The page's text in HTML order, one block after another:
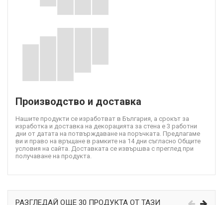
Производство и доставка
Нашите продукти се изработват в България, а срокът за
изработка и доставка на декорацията за стена е 3 работни
дни от датата на потвърждаване на поръчката. Предлагаме
ви и право на връщане в рамките на 14 дни съгласно Общите
условия на сайта. Доставката се извършва с преглед при
получаване на продукта.
РАЗГЛЕДАЙ ОЩЕ 30 ПРОДУКТА ОТ ТАЗИ